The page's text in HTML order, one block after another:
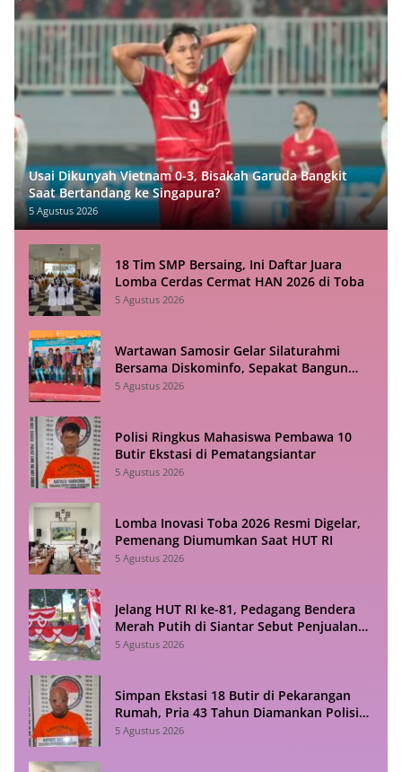
Usai Dikunyah Vietnam 0-3, Bisakah Garuda Bangkit
Saat Bertandang ke Singapura?
5 Agustus 2026
18 Tim SMP Bersaing, Ini Daftar Juara
Lomba Cerdas Cermat HAN 2026 di Toba
5 Agustus 2026
Wartawan Samosir Gelar Silaturahmi
Bersama Diskominfo, Sepakat Bangun
Komunikasi Konstruktif
5 Agustus 2026
Polisi Ringkus Mahasiswa Pembawa 10
Butir Ekstasi di Pematangsiantar
5 Agustus 2026
Lomba Inovasi Toba 2026 Resmi Digelar,
Pemenang Diumumkan Saat HUT RI
5 Agustus 2026
Jelang HUT RI ke-81, Pedagang Bendera
Merah Putih di Siantar Sebut Penjualan
Lesu
5 Agustus 2026
Simpan Ekstasi 18 Butir di Pekarangan
Rumah, Pria 43 Tahun Diamankan Polisi
di Siantar
5 Agustus 2026